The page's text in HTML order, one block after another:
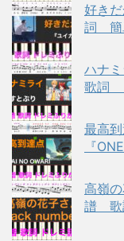
好き
詞 簡
ハナ
歌詞
最高
『
高嶺
譜 歌